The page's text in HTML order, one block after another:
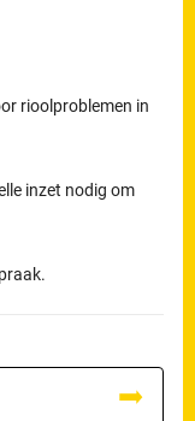
rioolproblemen in
inzet nodig om